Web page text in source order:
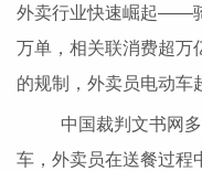
外卖行业快速崛起——
万单，相关联消费超万
的规制，外卖员电动车
中国裁判文书网多
车，外卖员在送餐过程